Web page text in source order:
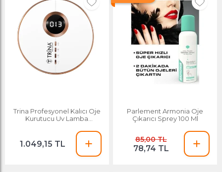
Trina Profesyonel Kalıcı Oje
Kurutucu Uv Lamba
1.049,15 TL
Parlement Armonia Oje
Çıkarıcı Sprey 100 Ml
85,00 TL
78,74 TL